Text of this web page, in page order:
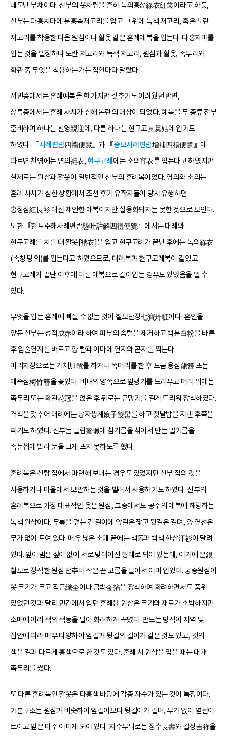
네모난 부채이다. 신부의 옷차림을 흔히 녹의홍상綠衣紅裳이라고 하듯,
신부는 다홍치마에 분홍속저고리를 입고 그 위에 녹색 저고리, 혹은 노란
저고리를 착용한 다음 원삼이나 활옷 같은 혼례예복을 입는다. 다홍치마를
입는 것을 일정하나 노란 저고리와 녹색 저고리, 원삼과 활옷, 족두리와
화관 중 무엇을 착용하는가는 집안마다 달랐다.
서민층에서는 혼례예복을 한 가지만 갖추기도 어려웠던 반면,
상류층에서는 혼례 사치가 심해 논란의 대상이 되었다. 예복을 두 종류 전부
준비하여 하나는 친영親迎에, 다른 하나는 현구고見舅姑에 입기도
하였다. 『사례편람四禮便覽』과 『증보사례편람增補四禮便覽』에
따르면 친영에는 염의袡衣,현구고례 에는 소의宵衣를 입는다고 하였지만
실제로는 원삼과 활옷이 일반적인 신부의 혼례복이었다. 염의와 소의는
혼례 사치가 심한 상황에서 조선 후기 유학자들이 당시 유행하던
홍장삼紅長衫 대신 제안한 예복이지만 실용화되지는 못한 것으로 보인다.
또한 『현토주해사례편람懸吐註解四禮便覽』에서는 대례와
현구고례를 치를 때 활옷[袡衣]을 입고 현구고례가 끝난 후에는 녹의綠衣
(속칭 당의)를 입는다고 하였으므로, 대례복과 현구고례복이 같았고
현구고례가 끝난 이후에 다른 예복으로 갈아입는 경우도 있었음을 알 수
있다.
무엇을 입든 혼례에 빠질 수 없는 것이 칠보단장七寶丹粧이다. 혼인을
앞둔 신부는 성적成赤이라 하여 피부의 솜털을 제거하고 백분白粉을 바른
후 입술연지를 바르고 양 뺨과 이마에 연지와 곤지를 찍는다.
머리치장으로는 가체加髢를 하거나 쪽머리를 한 후 도금 용잠龍簪 또는
매죽잠梅竹簪을 꽂았다. 비녀의 양쪽으로 앞댕기를 드리우고 머리 위에는
족두리 또는 화관花冠을 얹은 후 뒤로는 큰댕기를 길게 드리워 장식하였다.
격식을 갖추어 대례에는 낭자쌍계娘子雙髻를 하고 첫날밤을 지낸 후쪽을
찌기도 하였다. 신부는 밀랍蜜蠟에 참기름을 섞어서 만든 밀기름을
속눈썹에 발라 눈을 크게 뜨지 못하도록 했다.
혼례복은 신랑 집에서 마련해 보내는 경우도 있었지만 신부 집의 것을
사용하거나 마을에서 보관하는 것을 빌려서 사용하기도 하였다. 신부의
혼례복으로 가장 대표적인 옷은 원삼, 그중에서도 공주의 예복에 해당하는
녹색 원삼이다. 무릎을 덮는 긴 길이에 앞길은 짧고 뒷길은 길며, 양 옆선은
무가 없이 트여 있다. 매우 넓은 소매 끝에는 색동과 백색 한삼汗衫이 달려
있다. 앞여밈은 섶이 없이 서로 맞대어진 형태로 되어 있는데, 여기에 은銀
칠보로 장식한 원삼 단추나 작은 끈 고름을 달아서 여며 입었다. 궁중원삼이
옷 크기가 크고 직금織金이나 금박金箔을 장식하여 화려하면서도 품위
있었던 것과 달리 민간에서 입던 혼례용 원삼은 크기와 재료가 소박하지만
소매에 여러 색의 색동을 달아 화려하게 꾸몄다. 만드는 방식이 지역 및
집안에 따라 매우 다양하여 앞길과 뒷길의 길이가 같은 것도 있고, 깃의
색을 길과 다르게 홍색으로 한 것도 있다. 혼례 시 원삼을 입을 때는 대개
족두리를 썼다.
또 다른 혼례복인 활옷은 다홍색 바탕에 각종 자수가 있는 것이 특징이다.
기본구조는 원삼과 비슷하여 앞길이보다 뒷길이가 길며, 무가 없이 옆선이
트이고 앞은 마주 여미게 되어 있다. 자수무늬로는 장수長壽와 길상吉祥을